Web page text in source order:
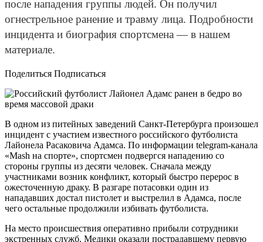
после нападения группы людей. Он получил
огнестрельное ранение и травму лица. Подробности
инцидента и биография спортсмена — в нашем
материале.
Поделиться Подписаться
В одном из питейных заведений Санкт-Петербурга произошел
инцидент с участием известного российского футболиста
Лайонела Расаковича Адамса. По информации telegram-канала
«Mash на спорте», спортсмен подвергся нападению со
стороны группы из десяти человек. Сначала между
участниками возник конфликт, который быстро перерос в
ожесточенную драку. В разгаре потасовки один из
нападавших достал пистолет и выстрелил в Адамса, после
чего остальные продолжили избивать футболиста.
На место происшествия оперативно прибыли сотрудники
экстренных служб. Медики оказали пострадавшему первую